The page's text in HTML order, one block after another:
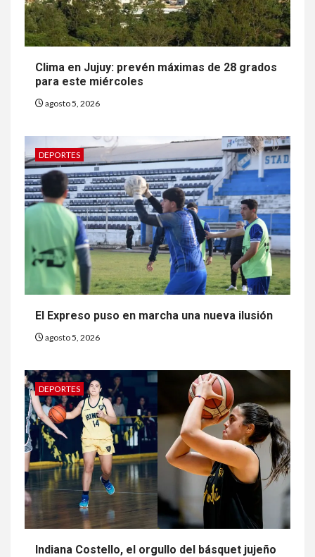
Clima en Jujuy: prevén máximas de 28 grados
para este miércoles
agosto 5, 2026
DEPORTES
El Expreso puso en marcha una nueva ilusión
agosto 5, 2026
DEPORTES
Indiana Costello, el orgullo del básquet jujeño